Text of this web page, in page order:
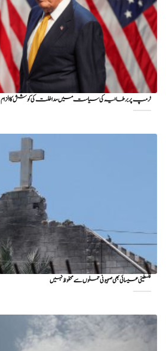
ٹرمپ پر برطانیہ کی سیاست میں مداخلت کی کوشش کا الزام
فلسطینی عیسائی بھی صہیونی حملوں سے محفوظ نہیں